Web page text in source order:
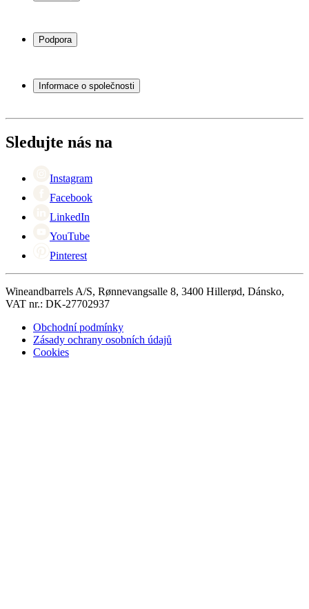
Stojany na víno
Vinný nábytek
Podpora
Servisní případ
Platba
Vrácení
Informace o společnosti
Black Friday
Singles Day
Sledujte nás na
Instagram
Facebook
LinkedIn
YouTube
Pinterest
Wineandbarrels A/S, Rønnevangsalle 8, 3400 Hillerød, Dánsko,
VAT nr.: DK-27702937
Obchodní podmínky
Zásady ochrany osobních údajů
Cookies